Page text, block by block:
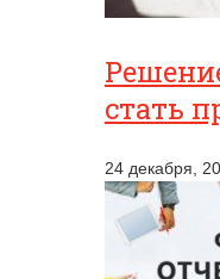
стать
24 декабря,